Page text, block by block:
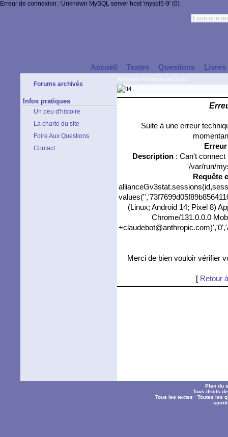
Erreur de connexion : Unknown MySQL server host 'mysql5-9' (0)
Accueil Textes Questions Livres
Forums archivés
Infos pratiques
Un peu d'histoire
La charte du site
Foire Aux Questions
Contact
Suite à une erreur
Description: Can't connect
'/var/run/
Requête
(Linux; Android 14; Pixel 8)
Chrome/131.0.0.0
Merci de bien vouloir vérifier
[ Retour
Plan du
Tous droits
Tous les textes ·Toutes les